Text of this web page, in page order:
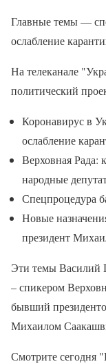
Главные темы —
ослабление
На телеканале
политический
Коронавирус в
ослабление
Верховная Рада:
народные
Спецпроцедура
Новые
президент
Эти темы Василий
– спикером
бывший
Михаилом
Смотрите сегодня